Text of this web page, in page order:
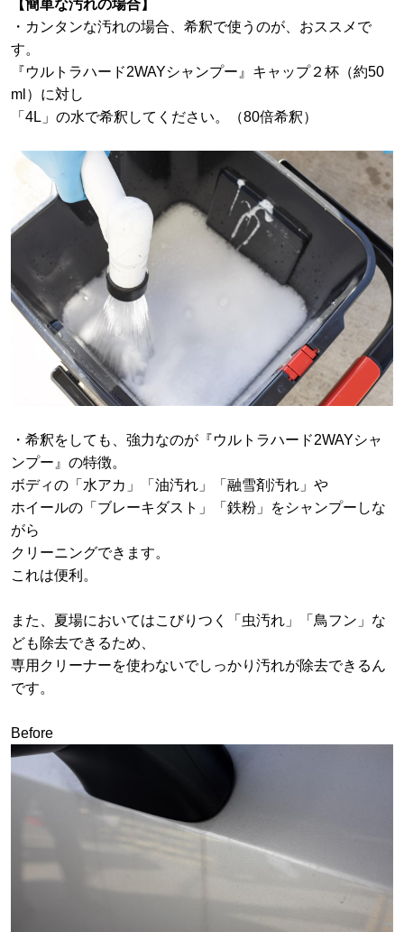
【簡単な汚れの場合】
・カンタンな汚れの場合、希釈で使うのが、おススメで
す。
『ウルトラハード2WAYシャンプー』キャップ２杯（約50
ml）に対し
「4L」の水で希釈してください。（80倍希釈）
・希釈をしても、強力なのが『ウルトラハード2WAYシャ
ンプー』の特徴。
ボディの「水アカ」「油汚れ」「融雪剤汚れ」や
ホイールの「ブレーキダスト」「鉄粉」をシャンプーしな
がら
クリーニングできます。
これは便利。
また、夏場においてはこびりつく「虫汚れ」「鳥フン」な
ども除去できるため、
専用クリーナーを使わないでしっかり汚れが除去できるん
です。
Before